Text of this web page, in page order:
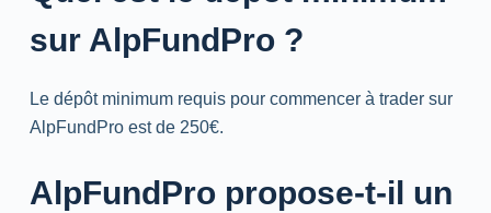
sur AlpFundPro ?
Le dépôt minimum requis pour commencer à trader sur
AlpFundPro est de 250€.
AlpFundPro propose-t-il un